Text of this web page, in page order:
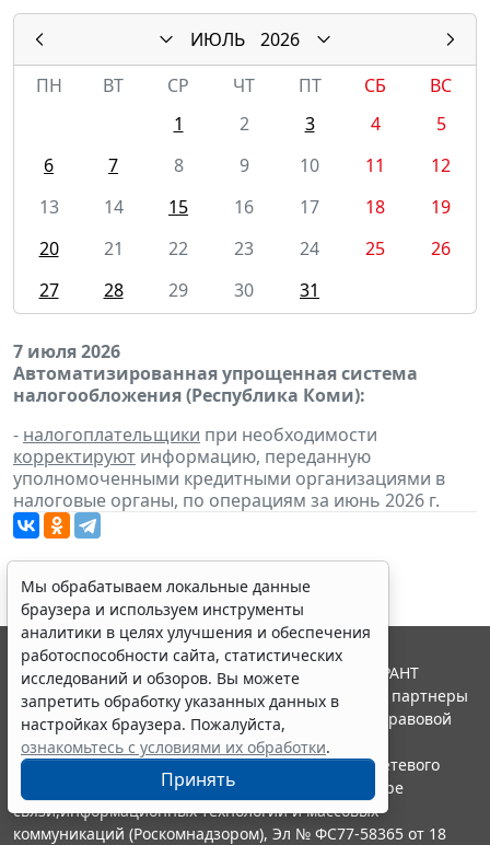
ИЮЛЬ
2026
ПН
ВТ СР ЧТ ПТ СБ
ВС
1
2 3 4
5
6
7 8 9 10 11
12
13
14 15 16 17 18
19
20
21 22 23 24 25
26
27
28 29 30 31
7 июля 2026
Автоматизированная упрощенная система
налогообложения (Республика Коми):
- налогоплательщики при необходимости
корректируют информацию, переданную
уполномоченными кредитными организациями в
налоговые органы, по операциям за июнь 2026 г.
Мы обрабатываем локальные данные
браузера и используем инструменты
аналитики в целях улучшения и обеспечения
работоспособности сайта, статистических
исследований и обзоров. Вы можете
запретить обработку указанных данных в
настройках браузера. Пожалуйста,
ознакомьтесь с условиями их обработки.
Принять
© ООО "НПП "ГАРАНТ-СЕРВИС", 2026. Система ГАРАНТ
выпускается с 1990 года. Компания "Гарант" и ее партнеры
являются участниками Российской ассоциации правовой
информации ГАРАНТ.
Портал ГАРАНТ.РУ зарегистрирован в качестве сетевого
издания Федеральной службой по надзору в сфере
связи,информационных технологий и массовых
коммуникаций (Роскомнадзором), Эл № ФС77-58365 от 18